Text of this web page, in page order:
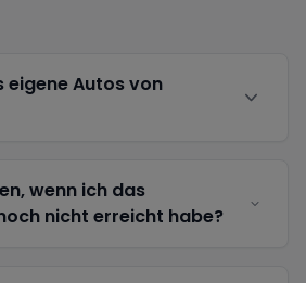
eigene Autos von
wenn ich das
nicht erreicht habe?